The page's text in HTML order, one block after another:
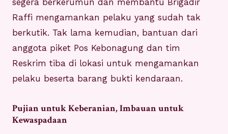
segera berkerumun dan membantu Brigadir
Raffi mengamankan pelaku yang sudah tak
berkutik. Tak lama kemudian, bantuan dari
anggota piket Pos Kebonagung dan tim
Reskrim tiba di lokasi untuk mengamankan
pelaku beserta barang bukti kendaraan.
Pujian untuk Keberanian, Imbauan untuk
Kewaspadaan